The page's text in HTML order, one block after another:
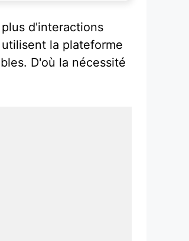
d'interactions
la plateforme
D'où la nécessité